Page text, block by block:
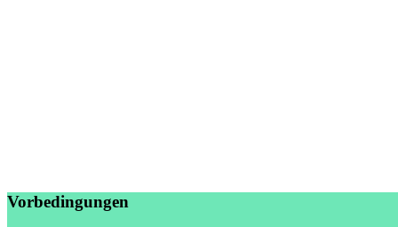
Vorbedingungen